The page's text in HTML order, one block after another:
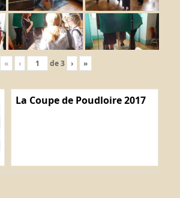
« ‹ de3 › »
La Coupe de Poudloire 2017